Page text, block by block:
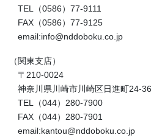
TEL（0586）77-9111
FAX（0586）77-9125
email:info@nddoboku.co.jp
（関東支店）
〒210-0024
神奈川県川崎市川崎区日進町24-36
TEL（044）280-7900
FAX（044）280-7901
email:kantou@nddoboku.co.jp